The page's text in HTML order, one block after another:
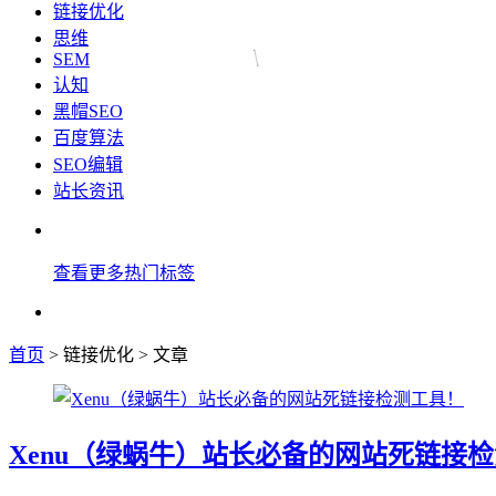
链接优化
思维
SEM
认知
黑帽SEO
百度算法
SEO编辑
站长资讯
查看更多热门标签
首页 > 链接优化 > 文章
Xenu（绿蜗牛）站长必备的网站死链接检